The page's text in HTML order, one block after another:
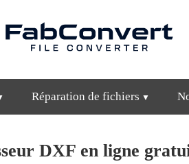
Réparation de fichiers
DXF en ligne